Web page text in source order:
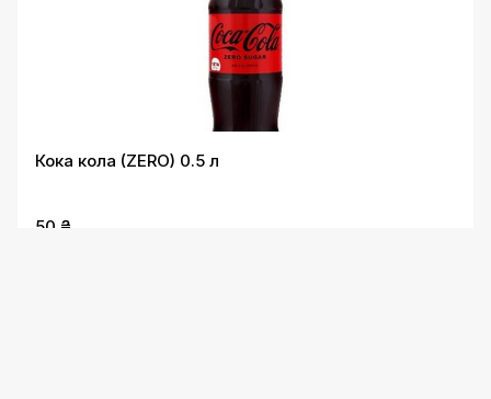
Кока кола (ZERO) 0.5 л
50 ₴